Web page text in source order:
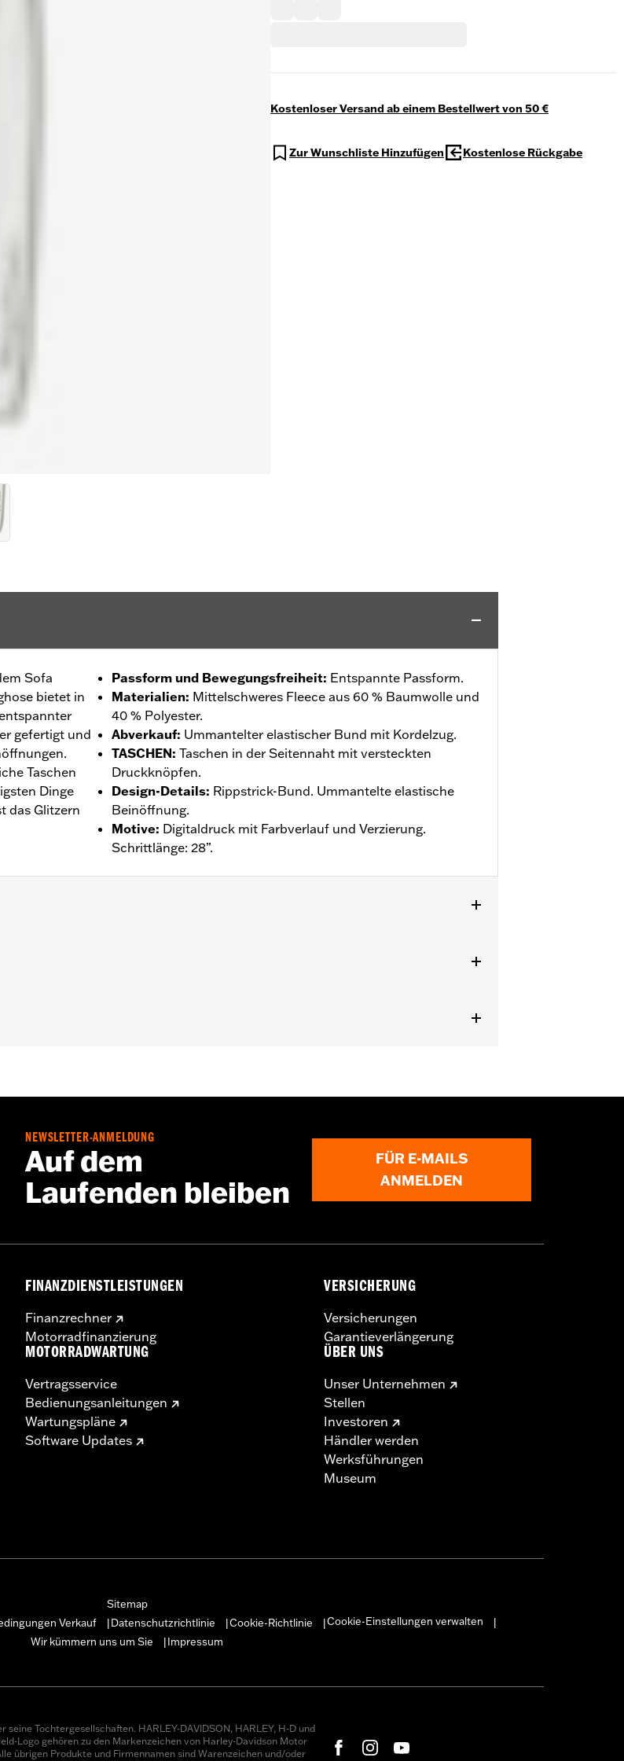
Kostenloser Versand ab einem Bestellwert von 50 €
Zur Wunschliste Hinzufügen Kostenlose Rückgabe
Sofa
bietet in
gefertigt und
Taschen
Dinge
das Glitzern
Passform und Bewegungsfreiheit: Entspannte Passform.
Materialien: Mittelschweres Fleece aus 60 % Baumwolle und
40 % Polyester.
Abverkauf: Ummantelter elastischer Bund mit Kordelzug.
TASCHEN: Taschen in der Seitennaht mit versteckten
Druckknöpfen.
Design-Details: Rippstrick-Bund. Ummantelte elastische
Beinöffnung.
Motive: Digitaldruck mit Farbverlauf und Verzierung.
Schrittlänge: 28”.
NEWSLETTER-ANMELDUNG
Auf dem
Laufenden bleiben
FÜR E-MAILS
ANMELDEN
FINANZDIENSTLEISTUNGEN
Finanzrechner
Motorradfinanzierung
MOTORRADWARTUNG
Vertragsservice
Bedienungsanleitungen
Wartungspläne
Software Updates
VERSICHERUNG
Versicherungen
Garantieverlängerung
ÜBER UNS
Unser Unternehmen
Stellen
Investoren
Händler werden
Werksführungen
Museum
Sitemap
Verkauf Datenschutzrichtlinie Cookie-Richtlinie Cookie-Einstellungen verwalten
Wir kümmern uns um Sie
Impressum
seine Tochtergesellschaften. HARLEY-DAVIDSON, HARLEY, H-D und
Logo gehören zu den Markenzeichen von Harley-Davidson Motor
übrigen Produkte und Firmennamen sind Warenzeichen und/oder